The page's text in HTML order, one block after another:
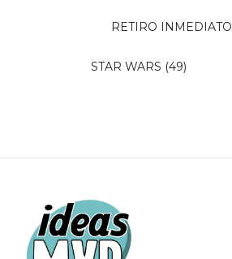
RETIRO INMEDIATO
STAR WARS (49)